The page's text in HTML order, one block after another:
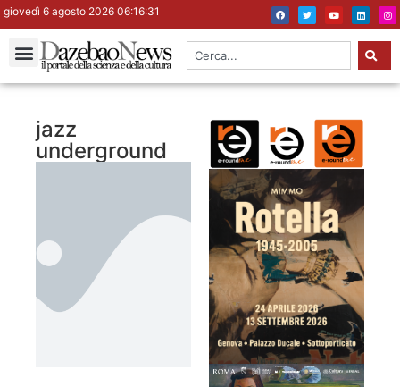
giovedì 6 agosto 2026 06:16:31
jazz
underground